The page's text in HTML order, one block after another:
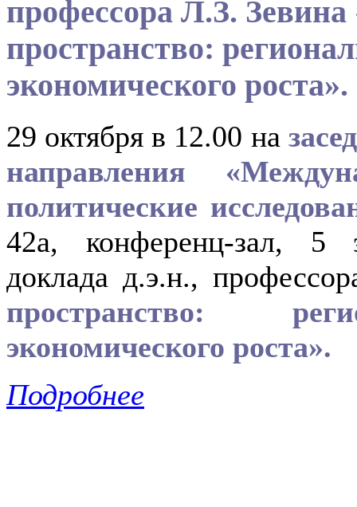
профессора Л.З. Зевина
пространство:
экономического роста».
29 октября в 12.00 на
направления
политические
42а, конференц-зал, 5
доклада д.э.н.,
пространство:
экономического роста».
Подробнее